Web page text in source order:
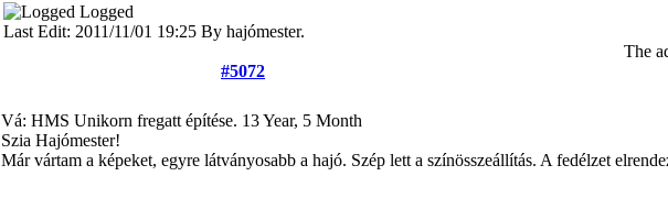
Logged
Last Edit: 2011/11/01 19:25 By hajómester.
The
#5072
Vá: HMS Unikorn fregatt építése. 13 Year, 5 Month
Szia Hajómester!
Már vártam a képeket, egyre látványosabb a hajó. Szép lett a színösszeállítás. A fedélzet